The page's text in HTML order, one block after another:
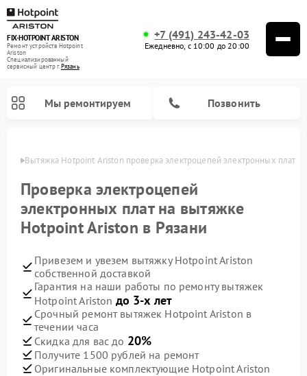
FIX-HOTPOINT ARISTON
Ремонт устройств Hotpoint
Ariston
Специализированный
cервисный центр г.Рязань
+7 (491) 243-42-03
Ежедневно, с 10:00 до 20:00
Мы ремонтируем Позвонить
Вытяжка Hotpoint Ariston проверка электроцепей электронных плат
Проверка электроцепей
электронных плат на вытяжке
Hotpoint Ariston в Рязани
Привезем и увезем вытяжку Hotpoint Ariston
собственной доставкой
Гарантия на наши работы по ремонту вытяжек
Hotpoint Ariston до 3-х лет
Срочный ремонт вытяжек Hotpoint Ariston в
течении часа
Скидка для вас до 20%
Получите 1500 рублей на ремонт
Оригинальные комплектующие Hotpoint Ariston